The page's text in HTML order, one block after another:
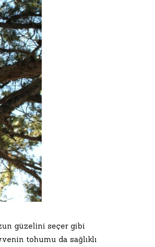
güzelini seçer gibi
tohumu da sağlıklı